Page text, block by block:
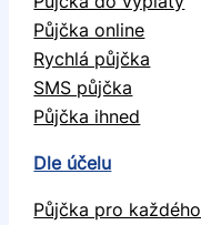
Půjčka online
Rychlá půjčka
SMS půjčka
Půjčka ihned
Dle účelu
Půjčka pro každého